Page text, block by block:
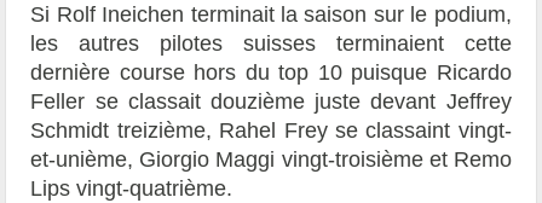
Si Rolf Ineichen terminait la saison sur le podium,
les autres pilotes suisses terminaient cette
dernière course hors du top 10 puisque Ricardo
Feller se classait douzième juste devant Jeffrey
Schmidt treizième, Rahel Frey se classaint vingt-
et-unième, Giorgio Maggi vingt-troisième et Remo
Lips vingt-quatrième.